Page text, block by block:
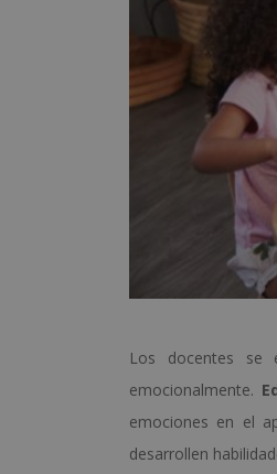
Los docentes se
emocionalmente.
emociones en el
desarrollen